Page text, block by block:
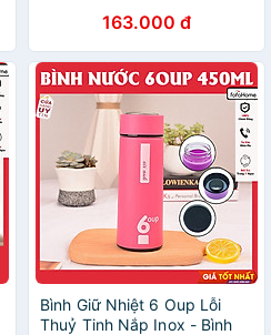
163.000 đ
Bình Giữ Nhiệt 6 Oup Lỗi
Thuỷ Tinh Nắp Inox - Bình